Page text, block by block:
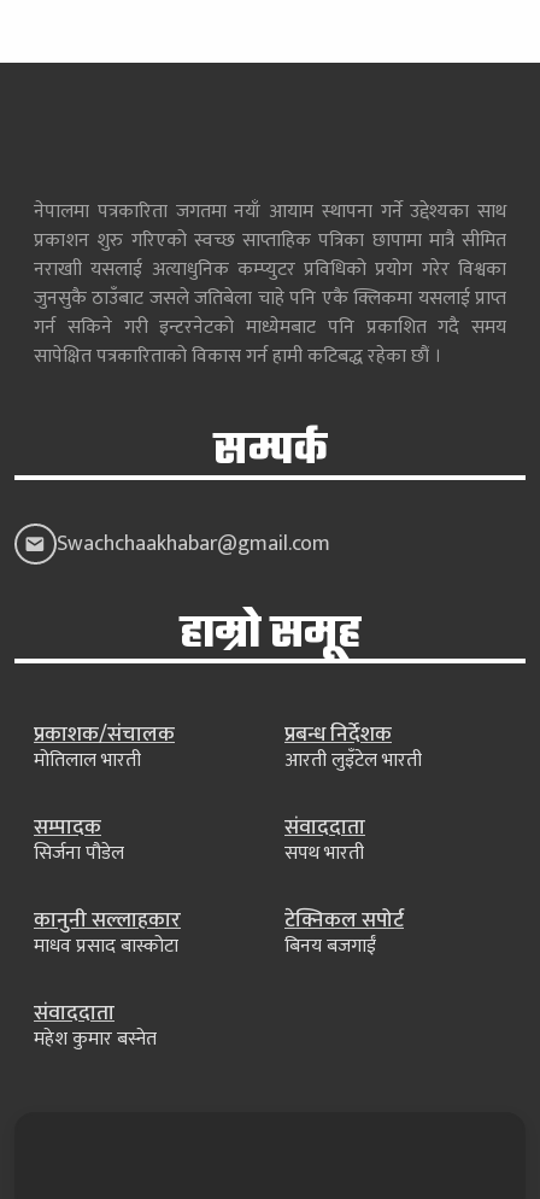
नेपालमा पत्रकारिता जगतमा नयाँ आयाम स्थापना गर्ने उद्देश्यका साथ
प्रकाशन शुरु गरिएको स्वच्छ साप्ताहिक पत्रिका छापामा मात्रै सीमित
नराखाी यसलाई अत्याधुनिक कम्प्युटर प्रविधिको प्रयोग गरेर विश्वका
जुनसुकै ठाउँबाट जसले जतिबेला चाहे पनि एकै क्लिकमा यसलाई प्राप्त
गर्न सकिने गरी इन्टरनेटको माध्येमबाट पनि प्रकाशित गदै समय
सापेक्षित पत्रकारिताको विकास गर्न हामी कटिबद्ध रहेका छौं ।
सम्पर्क
Swachchaakhabar@gmail.com
हाम्रो समूह
प्रकाशक/संचालक
मोतिलाल भारती
प्रबन्ध निर्देशक
आरती लुइँटेल भारती
सम्पादक
सिर्जना पौडेल
संवाददाता
सपथ भारती
कानुनी सल्लाहकार
माधव प्रसाद बास्कोटा
टेक्निकल सपोर्ट
बिनय बजगाईं
संवाददाता
महेश कुमार बस्नेत